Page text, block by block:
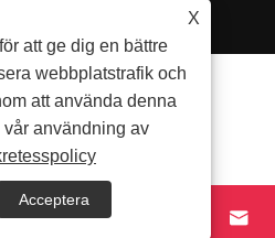
 
X
att ge dig en bättre
webbplatstrafik och
att använda denna
användning av
Acceptera